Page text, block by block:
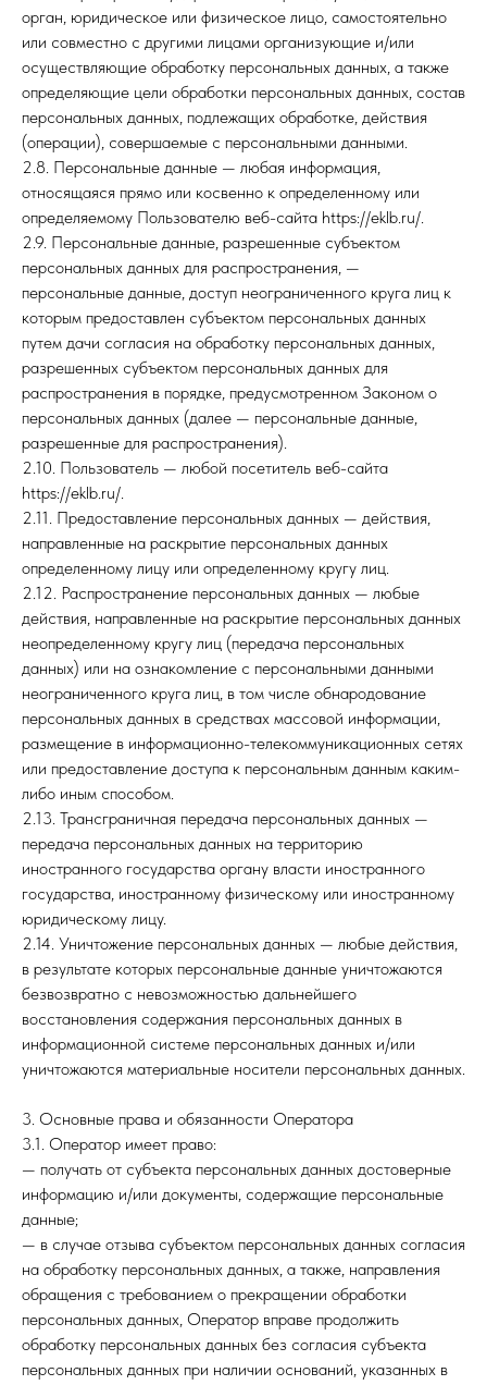
орган, юридическое или физическое лицо, самостоятельно
или совместно с другими лицами организующие и/или
осуществляющие обработку персональных данных, а также
определяющие цели обработки персональных данных, состав
персональных данных, подлежащих обработке, действия
(операции), совершаемые с персональными данными.
2.8. Персональные данные — любая информация,
относящаяся прямо или косвенно к определенному или
определяемому Пользователю веб-сайта https://eklb.ru/.
2.9. Персональные данные, разрешенные субъектом
персональных данных для распространения, —
персональные данные, доступ неограниченного круга лиц к
которым предоставлен субъектом персональных данных
путем дачи согласия на обработку персональных данных,
разрешенных субъектом персональных данных для
распространения в порядке, предусмотренном Законом о
персональных данных (далее — персональные данные,
разрешенные для распространения).
2.10. Пользователь — любой посетитель веб-сайта
https://eklb.ru/.
2.11. Предоставление персональных данных — действия,
направленные на раскрытие персональных данных
определенному лицу или определенному кругу лиц.
2.12. Распространение персональных данных — любые
действия, направленные на раскрытие персональных данных
неопределенному кругу лиц (передача персональных
данных) или на ознакомление с персональными данными
неограниченного круга лиц, в том числе обнародование
персональных данных в средствах массовой информации,
размещение в информационно-телекоммуникационных сетях
или предоставление доступа к персональным данным каким-
либо иным способом.
2.13. Трансграничная передача персональных данных —
передача персональных данных на территорию
иностранного государства органу власти иностранного
государства, иностранному физическому или иностранному
юридическому лицу.
2.14. Уничтожение персональных данных — любые действия,
в результате которых персональные данные уничтожаются
безвозвратно с невозможностью дальнейшего
восстановления содержания персональных данных в
информационной системе персональных данных и/или
уничтожаются материальные носители персональных данных.
3. Основные права и обязанности Оператора
3.1. Оператор имеет право:
— получать от субъекта персональных данных достоверные
информацию и/или документы, содержащие персональные
данные;
— в случае отзыва субъектом персональных данных согласия
на обработку персональных данных, а также, направления
обращения с требованием о прекращении обработки
персональных данных, Оператор вправе продолжить
обработку персональных данных без согласия субъекта
персональных данных при наличии оснований, указанных в